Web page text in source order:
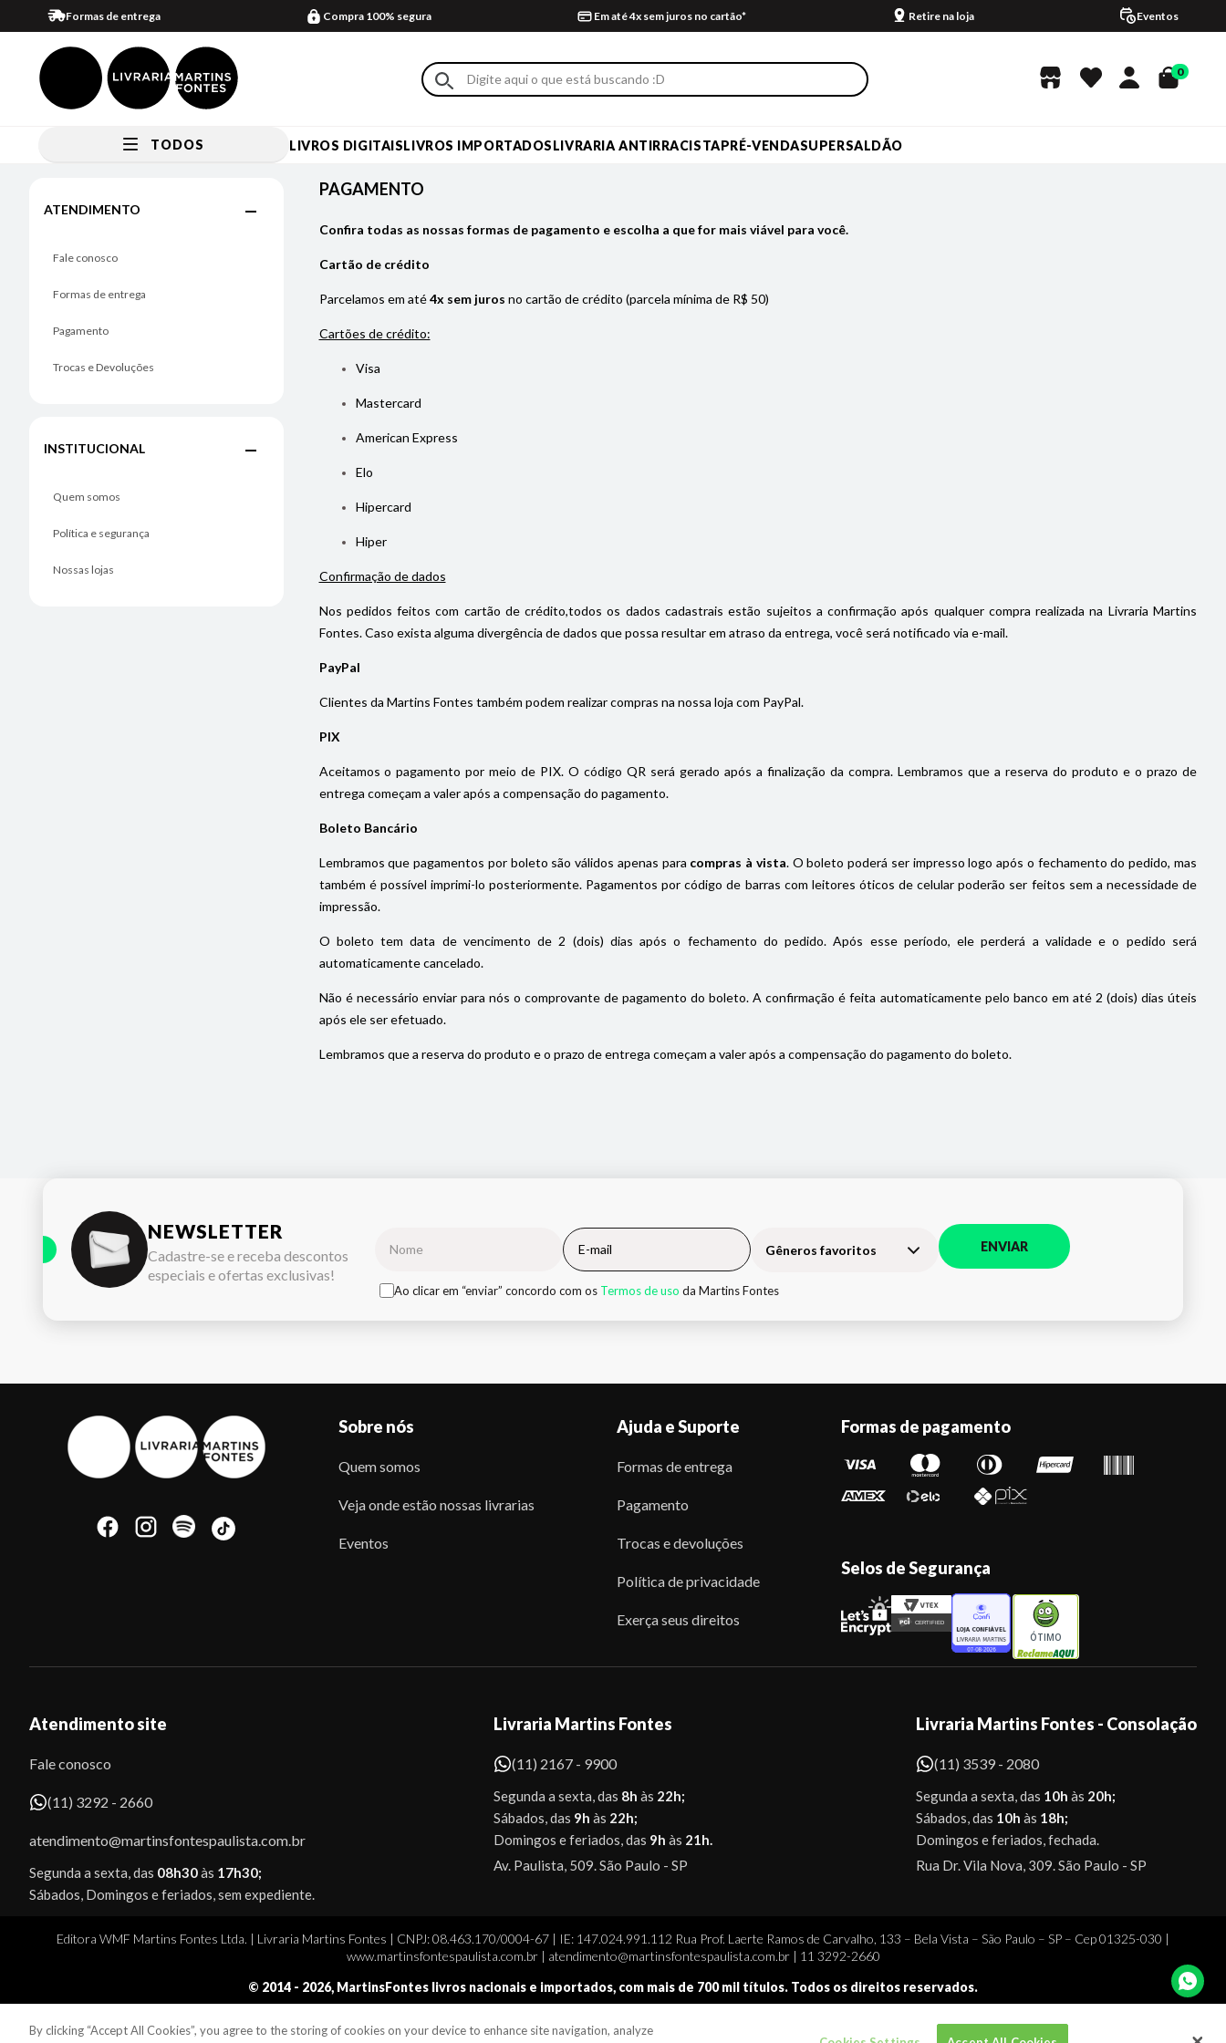
Formas de entrega Compra 100% segura Em até 4x sem juros no cartão* Retire na loja Eventos
0
TODOS LIVROS DIGITAISLIVROS IMPORTADOSLIVRARIA ANTIRRACISTAPRÉ-VENDASUPERSALDÃO
Pagamento
ATENDIMENTO
Fale conosco
Formas de entrega
Pagamento
Trocas e Devoluções
INSTITUCIONAL
Quem somos
Política e segurança
Nossas lojas
PAGAMENTO
Confira todas as nossas formas de pagamento e escolha a que for mais viável para você.
Cartão de crédito
Parcelamos em até4x sem juros no cartão de crédito (parcela mínima de R$ 50)
Cartões de crédito:
Visa
Mastercard
American Express
Elo
Hipercard
Hiper
Confirmação de dados
Nos pedidos feitos com cartão de crédito,todos os dados cadastrais estão sujeitos a confirmação após qualquer compra realizada na Livraria Martins
Fontes. Caso exista alguma divergência de dados que possa resultar em atraso da entrega, você será notificado via e-mail.
PayPal
Clientes da Martins Fontes também podem realizar compras na nossa loja com PayPal.
PIX
Aceitamos o pagamento por meio de PIX. O código QR será gerado após a finalização da compra. Lembramos que a reserva do produto e o prazo de
entrega começam a valer após a compensação do pagamento.
Boleto Bancário
Lembramos que pagamentos por boleto são válidos apenas para compras à vista. O boleto poderá ser impresso logo após o fechamento do pedido, mas
também é possível imprimi-lo posteriormente. Pagamentos por código de barras com leitores óticos de celular poderão ser feitos sem a necessidade de
impressão.
O boleto tem data de vencimento de 2 (dois) dias após o fechamento do pedido. Após esse período, ele perderá a validade e o pedido será
automaticamente cancelado.
Não é necessário enviar para nós o comprovante de pagamento do boleto. A confirmação é feita automaticamente pelo banco em até 2 (dois) dias úteis
após ele ser efetuado.
Lembramos que a reserva do produto e o prazo de entrega começam a valer após a compensação do pagamento do boleto.
NEWSLETTER
Cadastre-se e receba descontos
especiais e ofertas exclusivas!
Gêneros favoritos ENVIAR
Ao clicar em “enviar” concordo com os Termos de uso da Martins Fontes
Sobe
Sobre nós
Quem somos
Veja onde estão nossas livrarias
Eventos
Ajuda e Suporte
Formas de entrega
Pagamento
Trocas e devoluções
Política de privacidade
Exerça seus direitos
Formas de pagamento
Selos de Segurança
ÓTIMO
Atendimento site
Fale conosco
(11) 3292 - 2660
atendimento@martinsfontespaulista.com.br
Segunda a sexta, das 08h30às 17h30;
Sábados, Domingos e feriados, sem expediente.
Livraria Martins Fontes
(11) 2167 - 9900
Segunda a sexta, das 8h às 22h;
Sábados, das 9h às 22h;
Domingos e feriados, das 9h às 21h.
Av. Paulista, 509. São Paulo - SP
Livraria Martins Fontes - Consolação
(11) 3539 - 2080
Segunda a sexta, das 10h às 20h;
Sábados, das 10h às 18h;
Domingos e feriados, fechada.
Rua Dr. Vila Nova, 309. São Paulo - SP
Editora WMF Martins Fontes Ltda. | Livraria Martins Fontes | CNPJ: 08.463.170/0004-67 | IE: 147.024.991.112 Rua Prof. Laerte Ramos de Carvalho, 133 – Bela Vista – São Paulo – SP – Cep 01325-030 |
www.martinsfontespaulista.com.br | atendimento@martinsfontespaulista.com.br | 11 3292-2660
© 2014 - 2026, MartinsFontes livros nacionais e importados, com mais de 700 mil títulos. Todos os direitos reservados.
By clicking “Accept All Cookies”, you agree to the storing of cookies on your device to enhance site navigation, analyze